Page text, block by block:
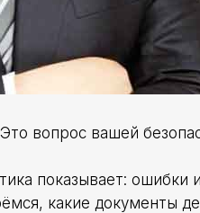
вопрос вашей
показывает: ошибки
какие документы